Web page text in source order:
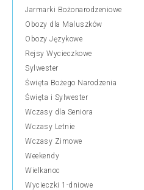
Jarmarki Bożonarodzeniowe
Obozy dla Maluszków
Obozy Językowe
Rejsy Wycieczkowe
Sylwester
Święta Bożego Narodzenia
Święta i Sylwester
Wczasy dla Seniora
Wczasy Letnie
Wczasy Zimowe
Weekendy
Wielkanoc
Wycieczki 1-dniowe